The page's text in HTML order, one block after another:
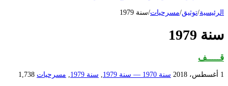
الرئيسية/توثيق/مسرحيات/سنة 1979
سنة 1979
قـــــف
1 أغسطس، 2018 سنة 1970 — سنة 1979 , سنة 1979 , مسرحيات 1,738